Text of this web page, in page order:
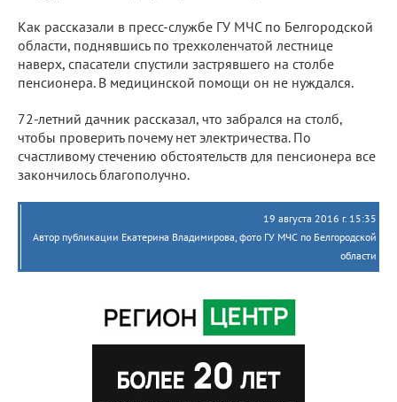
Как рассказали в пресс-службе ГУ МЧС по Белгородской
области, поднявшись по трехколенчатой лестнице
наверх, спасатели спустили застрявшего на столбе
пенсионера. В медицинской помощи он не нуждался.
72-летний дачник рассказал, что забрался на столб,
чтобы проверить почему нет электричества. По
счастливому стечению обстоятельств для пенсионера все
закончилось благополучно.
19 августа 2016 г. 15:35
Автор публикации Екатерина Владимирова, фото ГУ МЧС по Белгородской
области